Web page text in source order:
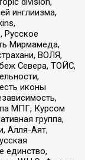
инглиизма,
Русское
Мирмамеда,
ВОЛЯ,
Севера, ТОЙС,
иконы
МПГ, Курсом
группа,
Алля-Аят,
единство,